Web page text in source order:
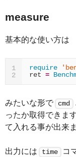
measure
基本的な使い方は
1
2
require
ret =
みたいな形で cmd
ったか取得できま
て入れる事が出来ま
出力には time コ